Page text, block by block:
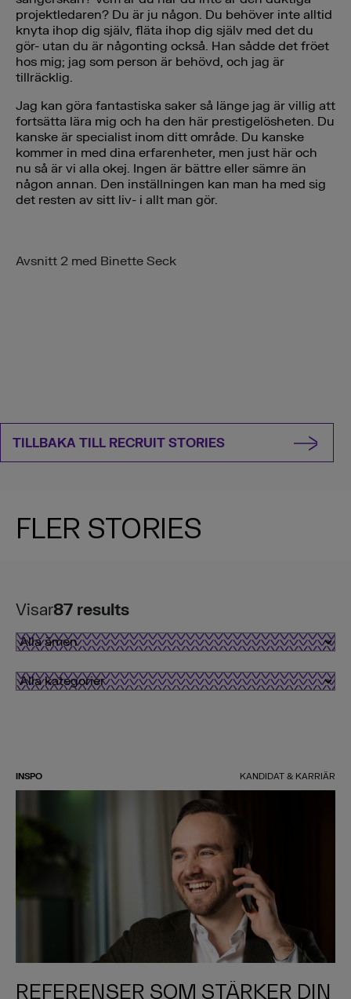
projektledaren? Du är ju någon. Du behöver inte alltid
knyta ihop dig själv, fläta ihop dig själv med det du
gör- utan du är någonting också. Han sådde det fröet
hos mig; jag som person är behövd, och jag är
tillräcklig.
Jag kan göra fantastiska saker så länge jag är villig att
fortsätta lära mig och ha den här prestigelösheten. Du
kanske är specialist inom ditt område. Du kanske
kommer in med dina erfarenheter, men just här och
nu så är vi alla okej. Ingen är bättre eller sämre än
någon annan. Den inställningen kan man ha med sig
det resten av sitt liv- i allt man gör.
Avsnitt 2 med Binette Seck
TILLBAKA TILL RECRUIT STORIES
FLER STORIES
Visar87 results
INSPO KANDIDAT & KARRIÄR
REFERENSER SOM STÄRKER DIN